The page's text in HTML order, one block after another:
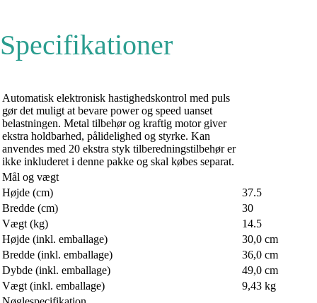
Specifikationer
Automatisk elektronisk hastighedskontrol med puls
gør det muligt at bevare power og speed uanset
belastningen. Metal tilbehør og kraftig motor giver
ekstra holdbarhed, pålidelighed og styrke. Kan
anvendes med 20 ekstra styk tilberedningstilbehør er
ikke inkluderet i denne pakke og skal købes separat.
Mål og vægt
Højde (cm)
37.5
Bredde (cm)
30
Vægt (kg)
14.5
Højde (inkl. emballage)
30,0 cm
Bredde (inkl. emballage)
36,0 cm
Dybde (inkl. emballage)
49,0 cm
Vægt (inkl. emballage)
9,43 kg